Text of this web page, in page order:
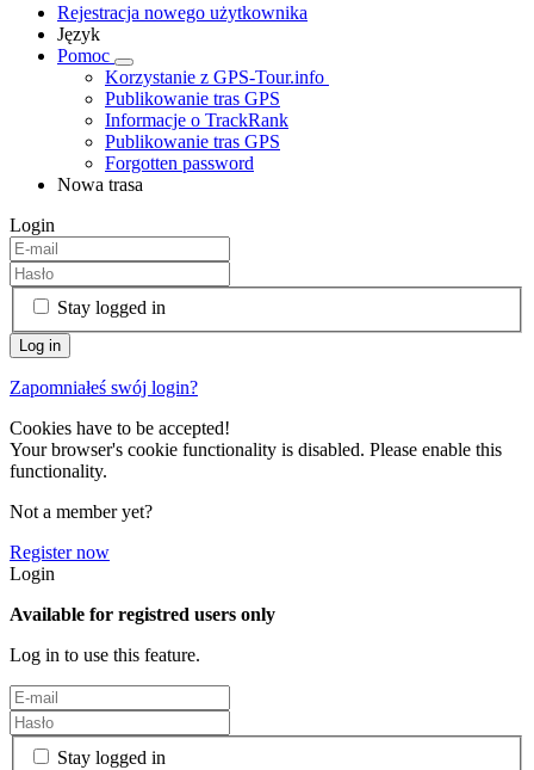
Rejestracja nowego użytkownika
Język
Pomoc
Korzystanie z GPS-Tour.info
Publikowanie tras GPS
Informacje o TrackRank
Publikowanie tras GPS
Forgotten password
Nowa trasa
Login
Stay logged in
Zapomniałeś swój login?
Cookies have to be accepted!
Your browser's cookie functionality is disabled. Please enable this
functionality.
Not a member yet?
Register now
Login
Available for registred users only
Log in to use this feature.
Stay logged in